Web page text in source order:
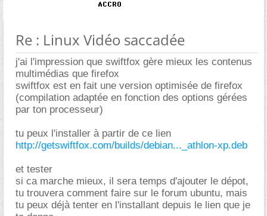
Re : Linux Vidéo saccadée
j'ai l'impression que swiftfox gère mieux les contenus
multimédias que firefox
swiftfox est en fait une version optimisée de firefox
(compilation adaptée en fonction des options gérées
par ton processeur)
tu peux l'installer à partir de ce lien
http://getswiftfox.com/builds/debian..._athlon-xp.deb
et tester
si ca marche mieux, il sera temps d'ajouter le dépot,
tu trouvera comment faire sur le forum ubuntu, mais
tu peux déjà tenter en l'installant depuis le lien que je